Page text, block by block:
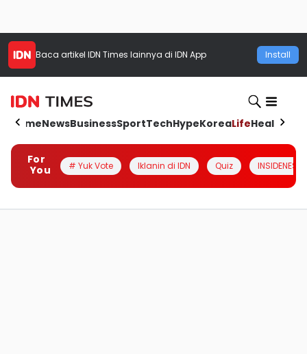
Baca artikel IDN Times lainnya di IDN App Install
HomeNewsBusinessSportTechHypeKoreaLifeHealth
For
You
# Yuk Vote Iklanin di IDN Quiz INSIDENESIA